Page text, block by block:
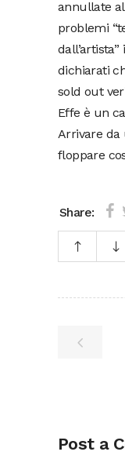
annullate
problemi
dichiarati
sold out
Effe è un
Arrivare da
floppare
Share:
Post a